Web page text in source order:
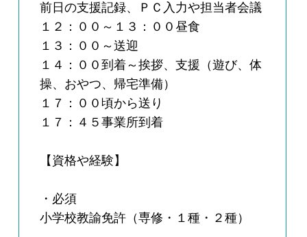
前日の支援記録、ＰＣ入力や担当者会議
１２：００～１３：００昼食
１３：００～送迎
１４：００到着～挨拶、支援（遊び、体
操、おやつ、帰宅準備）
１７：００頃から送り
１７：４５事業所到着
【資格や経験】
・必須
小学校教諭免許（専修・１種・２種）